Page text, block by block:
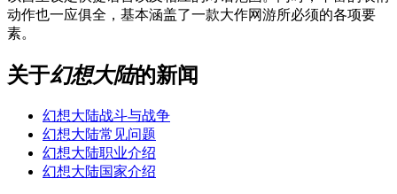
动作也一应俱全，基本涵盖了一款大作网游所必须的各项要
素。
关于幻想大陆的新闻
幻想大陆战斗与战争
幻想大陆常见问题
幻想大陆职业介绍
幻想大陆国家介绍